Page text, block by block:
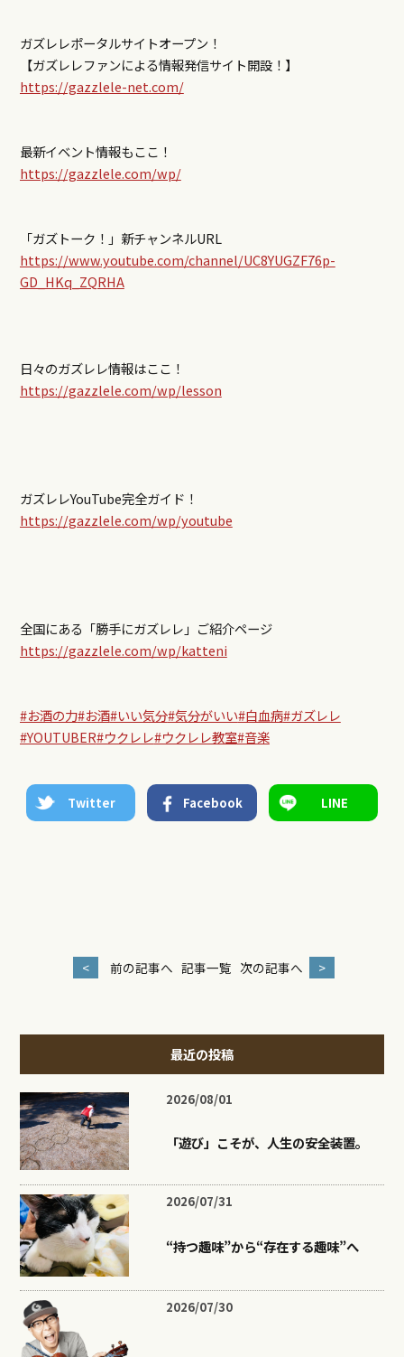
ガズレレポータルサイトオープン！
【ガズレレファンによる情報発信サイト開設！】
https://gazzlele-net.com/
最新イベント情報もここ！
https://gazzlele.com/wp/
「ガズトーク！」新チャンネルURL
https://www.youtube.com/channel/UC8YUGZF76p-
GD_HKq_ZQRHA
日々のガズレレ情報はここ！
https://gazzlele.com/wp/lesson
ガズレレYouTube完全ガイド！
https://gazzlele.com/wp/youtube
全国にある「勝手にガズレレ」ご紹介ページ
https://gazzlele.com/wp/katteni
#お酒の力#お酒#いい気分#気分がいい#白血病#ガズレレ
#YOUTUBER#ウクレレ#ウクレレ教室#音楽
Twitter Facebook LINE
< 前の記事へ 記事一覧 次の記事へ >
最近の投稿
2026/08/01
「遊び」こそが、人生の安全装置。
2026/07/31
“持つ趣味”から“存在する趣味”へ
2026/07/30